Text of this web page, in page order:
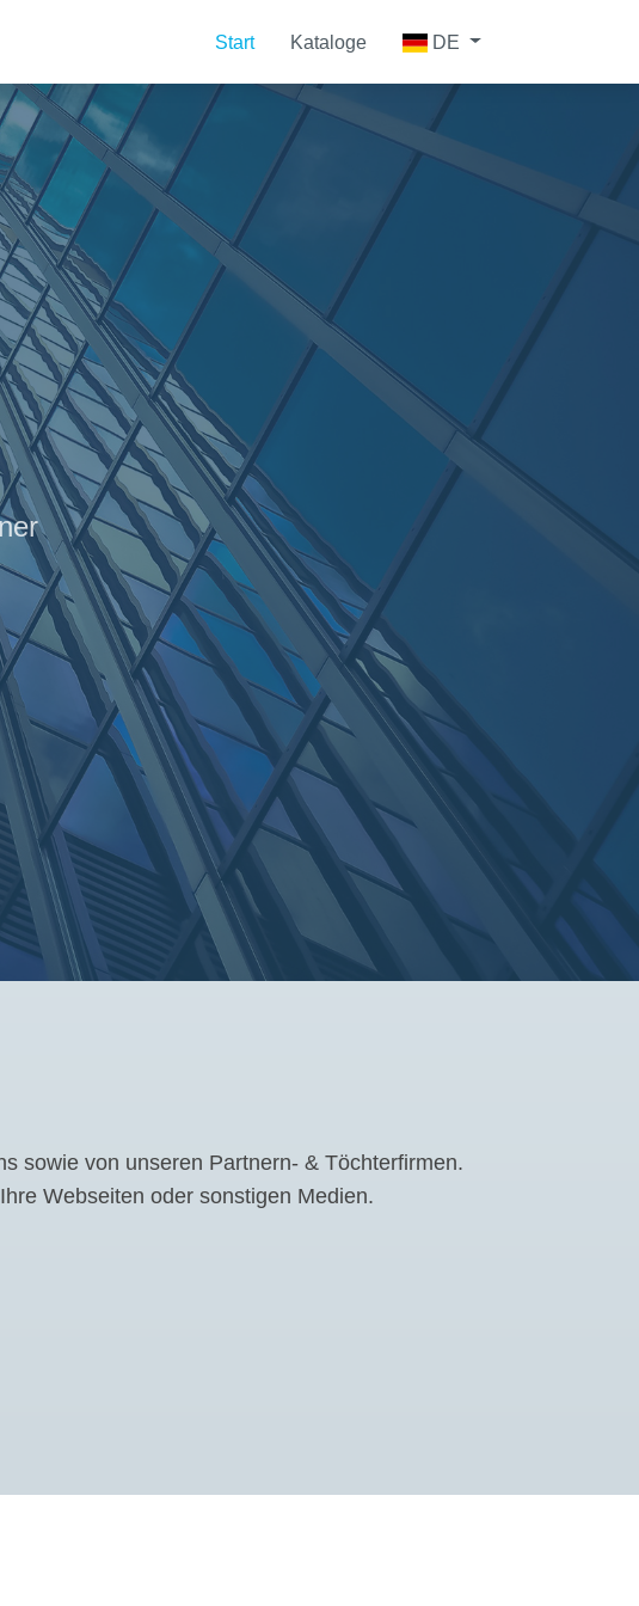
sowie von unseren Partnern- & Töchterfirmen.
Webseiten oder sonstigen Medien.
Start Kataloge DE